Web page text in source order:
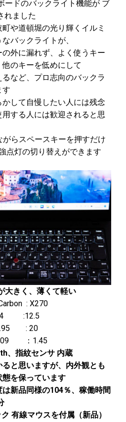
ードのバックライト機能が ブ
れました
や道頓堀の光り輝くイルミ
バックライトが、
外に漏れず、よく使うキー
のキーを低めにして
など、プロ志向のバックラ
す
して自慢したい人には残念
する人には歓迎されると思
らスペースキーを押すだけ
点灯の切り替えができます
大きく、薄くて軽い
: X270
:12.5
: 20
：1.45
、指紋センサ 内蔵
と思いますが、内外観とも
を保っています
新品同様の104％、稼働時間
有線マウスを付属（新品）